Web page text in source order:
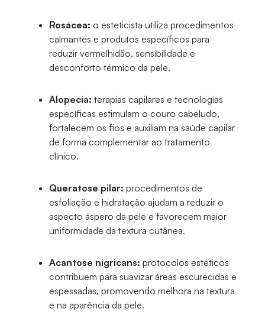
Rosácea: o esteticista utiliza procedimentos
calmantes e produtos específicos para
reduzir vermelhidão, sensibilidade e
desconforto térmico da pele.
Alopecia: terapias capilares e tecnologias
específicas estimulam o couro cabeludo,
fortalecem os fios e auxiliam na saúde capilar
de forma complementar ao tratamento
clínico.
Queratose pilar: procedimentos de
esfoliação e hidratação ajudam a reduzir o
aspecto áspero da pele e favorecem maior
uniformidade da textura cutânea.
Acantose nigricans: protocolos estéticos
contribuem para suavizar áreas escurecidas e
espessadas, promovendo melhora na textura
e na aparência da pele.